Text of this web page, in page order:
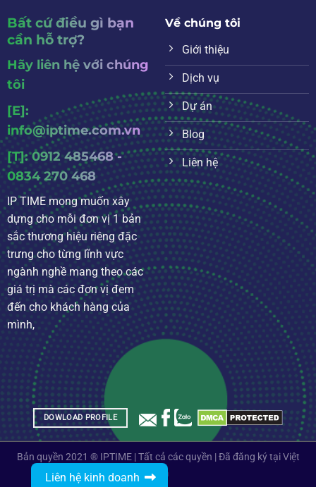
Bất cứ điều gì bạn
cần hỗ trợ?
Hãy liên hệ với chúng
tôi
[E]:
info@iptime.com.vn
[T]: 0912 485468 -
0834 270 468
IP TIME mong muốn xây
dựng cho mỗi đơn vị 1 bản
sắc thương hiệu riêng đặc
trưng cho từng lĩnh vực
ngành nghề mang theo các
giá trị mà các đơn vị đem
đến cho khách hàng của
mình,
Về chúng tôi
Giới thiệu
Dịch vụ
Dự án
Blog
Liên hệ
DOWLOAD PROFILE
Bản quyền 2021 ® IPTIME | Tất cả các quyền | Đã đăng ký tại Việt
Nam
Liên hệ kinh doanh